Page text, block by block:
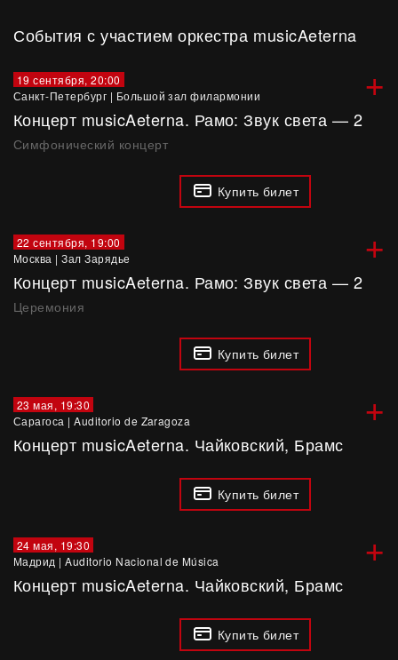
События с участием оркестра musicAeterna
+
19 сентября, 20:00
Санкт-Петербург | Большой зал филармонии
Концерт musicAeterna. Рамо: Звук света — 2
Симфонический концерт
Купить билет
+
22 сентября, 19:00
Москва |Зал Зарядье
Концерт musicAeterna. Рамо: Звук света — 2
Церемония
Купить билет
+
23 мая, 19:30
Сарагоса |Auditorio de Zaragoza
Концерт musicAeterna. Чайковский, Брамс
Купить билет
+
24 мая, 19:30
Мадрид |Auditorio Nacional de Música
Концерт musicAeterna. Чайковский, Брамс
Купить билет